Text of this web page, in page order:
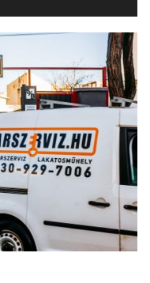
TERMÉKEIT IS!